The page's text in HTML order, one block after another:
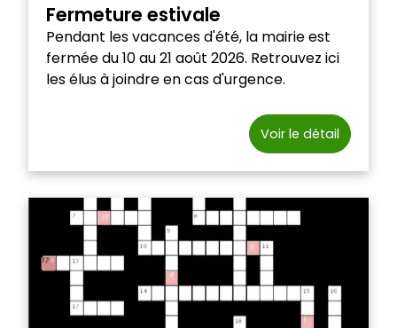
Fermeture estivale
Pendant les vacances d'été, la mairie est
fermée du 10 au 21 août 2026. Retrouvez ici
les élus à joindre en cas d'urgence.
Voir le détail